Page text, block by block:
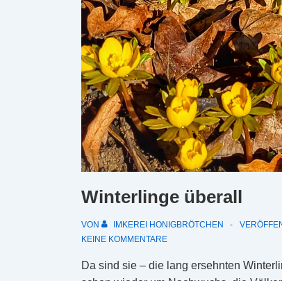
Winterlinge überall
VON IMKEREI HONIGBRÖTCHEN
KEINE KOMMENTARE
Da sind sie – die lang ersehnten